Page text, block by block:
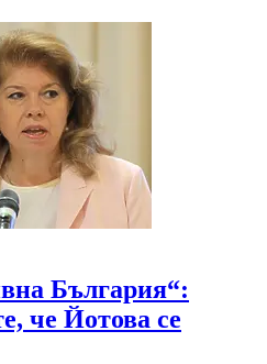
България“:
че Йотова се